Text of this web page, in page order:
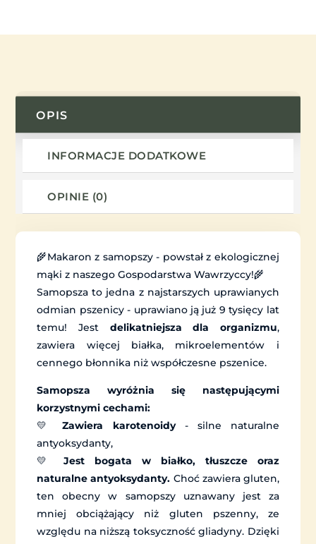
OPIS
INFORMACJE DODATKOWE
OPINIE (0)
🌾Makaron z samopszy - powstał z ekologicznej
mąki z naszego Gospodarstwa Wawrzyccy!🌾
Samopsza to jedna z najstarszych uprawianych
odmian pszenicy - uprawiano ją już 9 tysięcy lat
temu! Jest delikatniejsza dla organizmu,
zawiera więcej białka, mikroelementów i
cennego błonnika niż współczesne pszenice.
Samopsza wyróżnia się następującymi
korzystnymi cechami:
💛Zawiera karotenoidy- silne naturalne
antyoksydanty,
💛Jest bogata w białko, tłuszcze oraz
naturalne antyoksydanty. Choć zawiera gluten,
ten obecny w samopszy uznawany jest za
mniej obciążający niż gluten pszenny, ze
względu na niższą toksyczność gliadyny. Dzięki